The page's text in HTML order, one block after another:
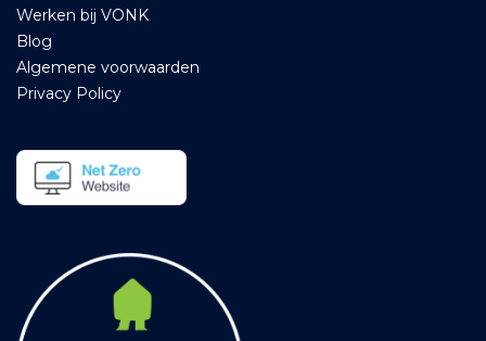
Werken bij VONK
Blog
Algemene voorwaarden
Privacy Policy